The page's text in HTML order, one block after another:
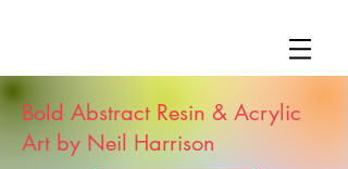
Bold Abstract Resin & Acrylic
Art by Neil Harrison